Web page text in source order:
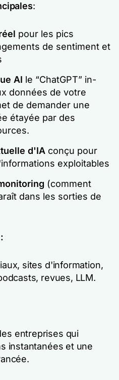
:
pour les pics
de sentiment et
AI le “ChatGPT” in-
données de votre
de demander une
étayée par des
d'IA conçu pour
exploitables
(comment
dans les sorties de
sites d'information,
revues, LLM.
entreprises qui
instantanées et une